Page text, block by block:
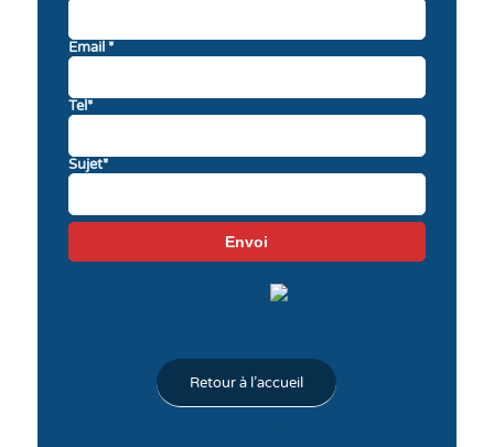
Email *
Tel*
Sujet*
Retour à l'accueil